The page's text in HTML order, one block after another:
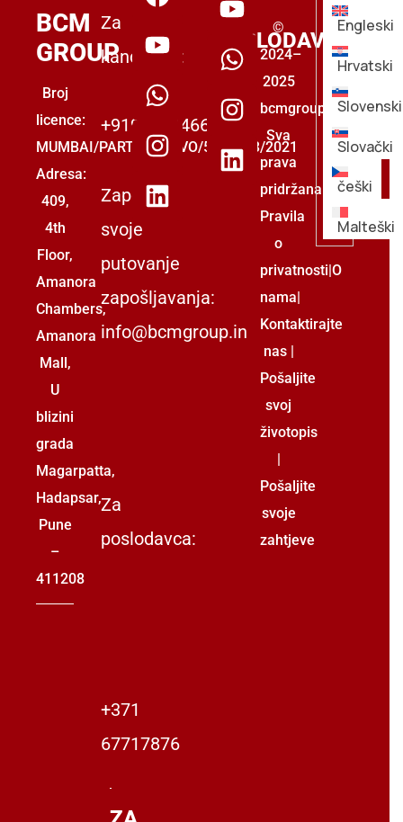
BCM
GROUP
Broj
licence:
MUMBAI/PARTNERSTVO/5493853/2021
Adresa:
409,
4th
Floor,
Amanora
Chambers,
Amanora
Mall,
U
blizini
grada
Magarpatta,
Hadapsar,
Pune
–
411208
Za
kandidate:
+919555446699
Započnite
svoje
putovanje
zapošljavanja:
info@bcmgroup.in
Za
poslodavca:
+371
67717876
ZA
POSLODAVCE
©
2024–
2025
bcmgroup.
Sva
prava
pridržana.
Pravila
o
privatnosti|O
nama|
Kontaktirajte
nas|
Pošaljite
svoj
životopis
|
Pošaljite
svoje
zahtjeve
Engleski
Hrvatski
Slovenski
Slovački
češki
Malteški